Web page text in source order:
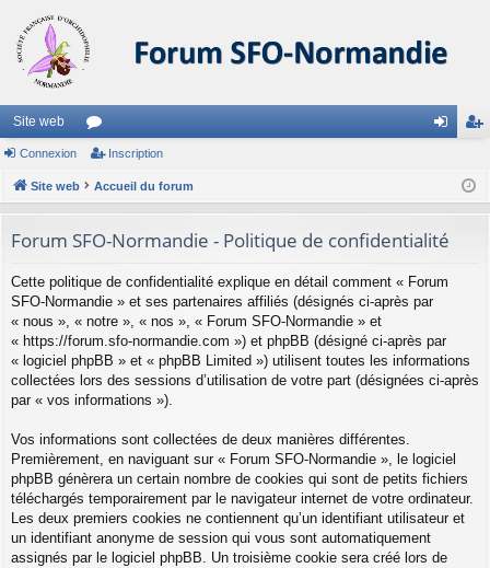
Site web
or
u
on
cri
Connexion Inscription
Site web Accueil du forum
Forum SFO-Normandie - Politique de confidentialité
Cette politique de confidentialité explique en détail comment « Forum
SFO-Normandie » et ses partenaires affiliés (désignés ci-après par
« nous », « notre », « nos », « Forum SFO-Normandie » et
« https://forum.sfo-normandie.com ») et phpBB (désigné ci-après par
« logiciel phpBB » et « phpBB Limited ») utilisent toutes les informations
collectées lors des sessions d’utilisation de votre part (désignées ci-après
par « vos informations »).
Vos informations sont collectées de deux manières différentes.
Premièrement, en naviguant sur « Forum SFO-Normandie », le logiciel
phpBB génèrera un certain nombre de cookies qui sont de petits fichiers
téléchargés temporairement par le navigateur internet de votre ordinateur.
Les deux premiers cookies ne contiennent qu’un identifiant utilisateur et
un identifiant anonyme de session qui vous sont automatiquement
assignés par le logiciel phpBB. Un troisième cookie sera créé lors de